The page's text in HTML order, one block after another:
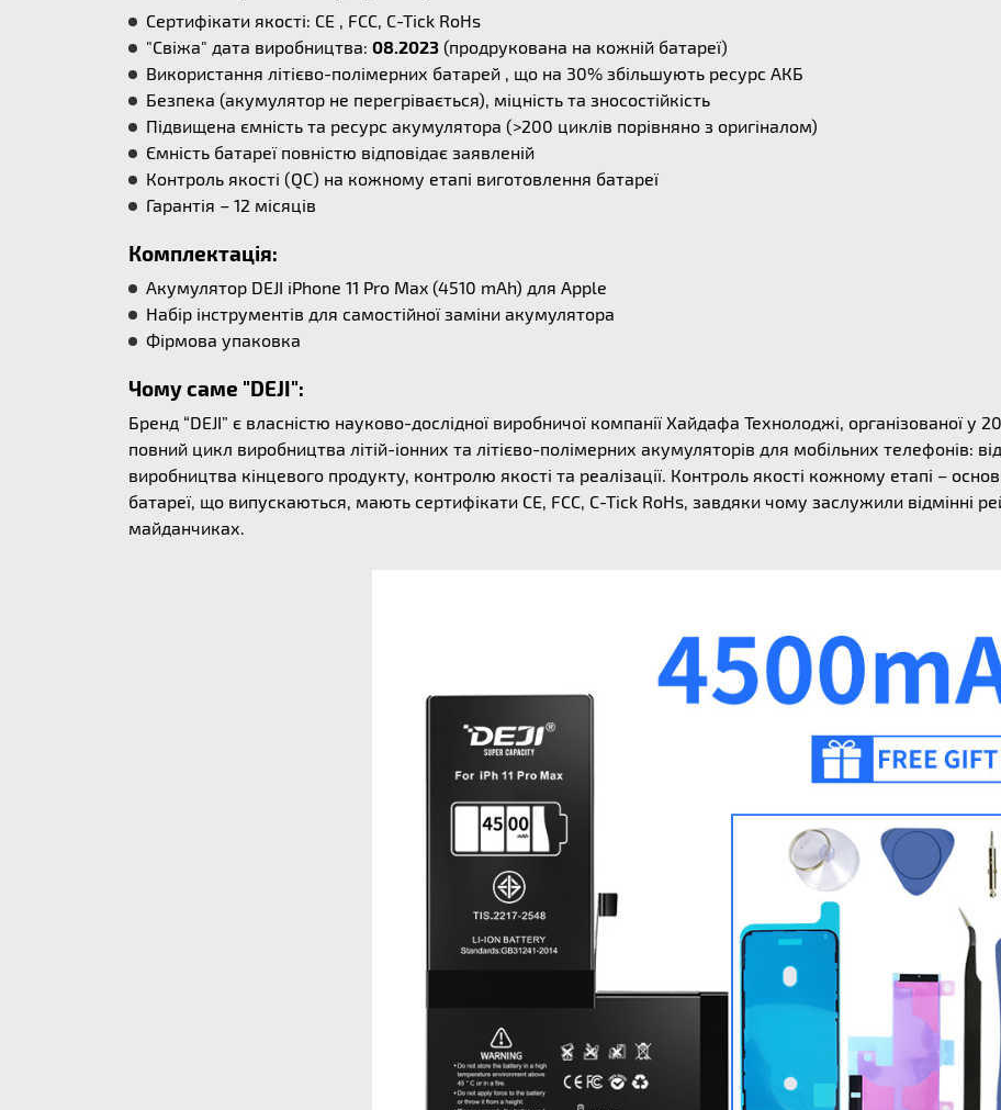
Сертифікати якості: CE , FCC, C-Tick RoHs
"Свіжа" дата виробництва: 08.2023 (продрукована на кожній батареї)
Використання літієво-полімерних батарей , що на 30% збільшують ресурс АКБ
Безпека (акумулятор не перегрівається), міцність та зносостійкість
Підвищена ємність та ресурс акумулятора (>200 циклів порівняно з оригіналом)
Ємність батареї повністю відповідає заявленій
Контроль якості (QC) на кожному етапі виготовлення батареї
Гарантія – 12 місяців
Комплектація:
Акумулятор DEJI iPhone 11 Pro Max (4510 mAh) для Apple
Набір інструментів для самостійної заміни акумулятора
Фірмова упаковка
Чому саме "DEJI":
Бренд “DEJI” є власністю науково-дослідної виробничої компанії Хайдафа Технолоджі, організованої у
повний цикл виробництва літій-іонних та літієво-полімерних акумуляторів для мобільних телефонів:
виробництва кінцевого продукту, контролю якості та реалізації. Контроль якості кожному етапі –
батареї, що випускаються, мають сертифікати CE, FCC, C-Tick RoHs, завдяки чому заслужили відмінні
майданчиках.